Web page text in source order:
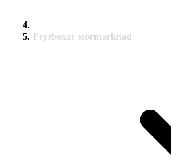
Frysboxar stormarknad